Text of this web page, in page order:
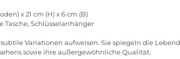
x 21 cm (H) x 6 cm (B)
Tasche, Schlüsselanhänger
Variationen aufweisen. Sie spiegeln die
sowie ihre außergewöhnliche Qualität.